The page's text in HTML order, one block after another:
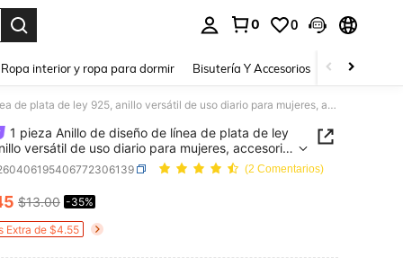
0 0
Ropa interior y ropa para dormir Bisutería Y Accesorios Zapatos
1 pieza Anillo de diseño de línea de plata de ley 925, anillo versátil de uso diario para mujeres, accesorio para fiestas, anillo de mujer de alta calidad, regalo de joyería exquisita
1 pieza Anillo de diseño de línea de plata de ley
versátil de uso diario para mujeres, accesorio
anillo de mujer de alta calidad, regalo de
exquisita
(2 Comentarios)
AND AVAILABILITY
$13.00 -35%
Extra de $4.55